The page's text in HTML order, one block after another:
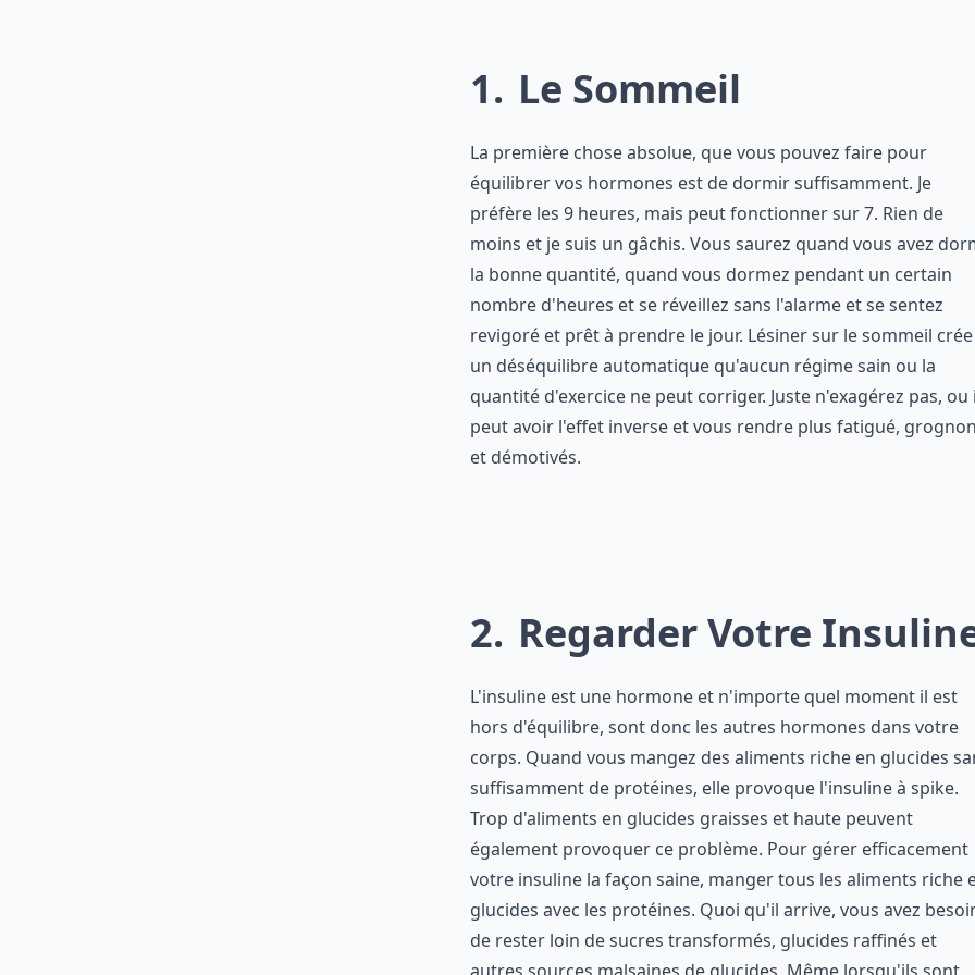
1 Le Sommeil
La première chose absolue, que vous pouvez faire pour
équilibrer vos hormones est de dormir suffisamment. Je
préfère les 9 heures, mais peut fonctionner sur 7. Rien de
moins et je suis un gâchis. Vous saurez quand vous avez
la bonne quantité, quand vous dormez pendant un certain
nombre d'heures et se réveillez sans l'alarme et se sentez
revigoré et prêt à prendre le jour. Lésiner sur le sommeil crée
un déséquilibre automatique qu'aucun régime sain ou la
quantité d'exercice ne peut corriger. Juste n'exagérez pas, ou
peut avoir l'effet inverse et vous rendre plus fatigué, grognon
et démotivés.
2 Regarder Votre
L'insuline est une hormone et n'importe quel moment il est
hors d'équilibre, sont donc les autres hormones dans votre
corps. Quand vous mangez des aliments riche en glucides
suffisamment de protéines, elle provoque l'insuline à spike.
Trop d'aliments en glucides graisses et haute peuvent
également provoquer ce problème. Pour gérer efficacement
votre insuline la façon saine, manger tous les aliments riche
glucides avec les protéines. Quoi qu'il arrive, vous avez
de rester loin de sucres transformés, glucides raffinés et